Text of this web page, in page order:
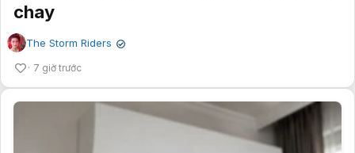
chay
The Storm Riders ✔
7 giờ trước